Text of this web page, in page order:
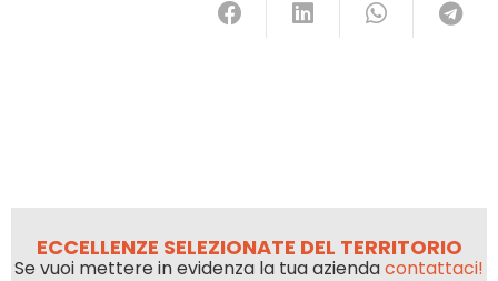
ECCELLENZE SELEZIONATE DEL TERRITORIO
Se vuoi mettere in evidenza la tua aziendacontattaci!